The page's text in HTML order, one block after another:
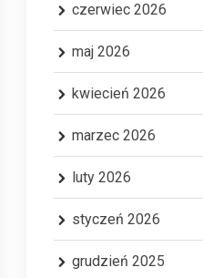
czerwiec 2026
maj 2026
kwiecień 2026
marzec 2026
luty 2026
styczeń 2026
grudzień 2025